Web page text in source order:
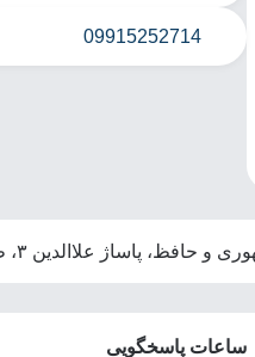
09915252714
پاساژ علاالدین ۳، طبقه ۴، واحد ۴۰۶
ساعات پاسخگویی